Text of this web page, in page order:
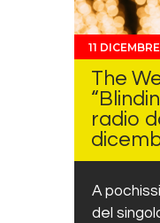
11
The
radio
A
del